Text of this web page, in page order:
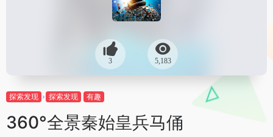
3 5,183
探索发现 探索发现 有趣
360°全景秦始皇兵马俑